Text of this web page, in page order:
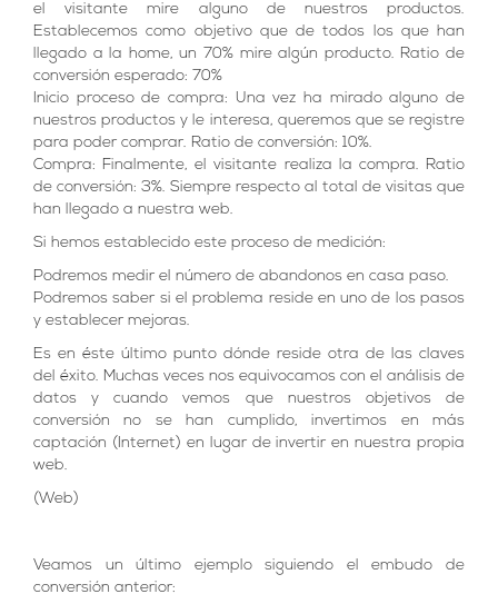
el visitante mire alguno de nuestros productos.
Establecemos como objetivo que de todos los que han
llegado a la home, un 70% mire algún producto. Ratio de
conversión esperado: 70%
Inicio proceso de compra: Una vez ha mirado alguno de
nuestros productos y le interesa, queremos que se registre
para poder comprar. Ratio de conversión: 10%.
Compra: Finalmente, el visitante realiza la compra. Ratio
de conversión: 3%. Siempre respecto al total de visitas que
han llegado a nuestra web.
Si hemos establecido este proceso de medición:
Podremos medir el número de abandonos en casa paso.
Podremos saber si el problema reside en uno de los pasos
y establecer mejoras.
Es en éste último punto dónde reside otra de las claves
del éxito. Muchas veces nos equivocamos con el análisis de
datos y cuando vemos que nuestros objetivos de
conversión no se han cumplido, invertimos en más
captación (Internet) en lugar de invertir en nuestra propia
web.
(Web)
Veamos un último ejemplo siguiendo el embudo de
conversión anterior: